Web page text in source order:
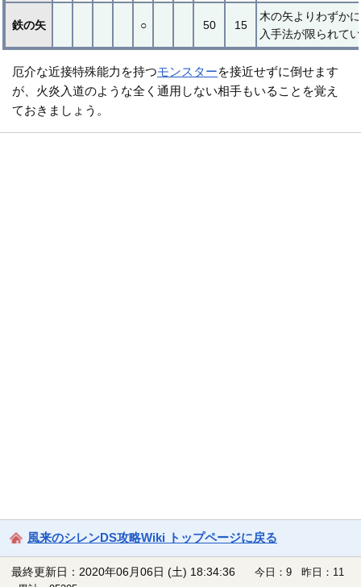
鉄の矢 ○ 50 15
木の矢よりわずか
入手法が限られて
厄介な近接特殊能力を持つモンスターを接近せずに倒せます
が、火炎入道のような全く通用しない相手もいることを覚え
ておきましょう。
風来のシレンDS攻略Wiki トップページに戻る
最終更新日：2020年06月06日 (土) 18:34:36
今日：9 昨日：11